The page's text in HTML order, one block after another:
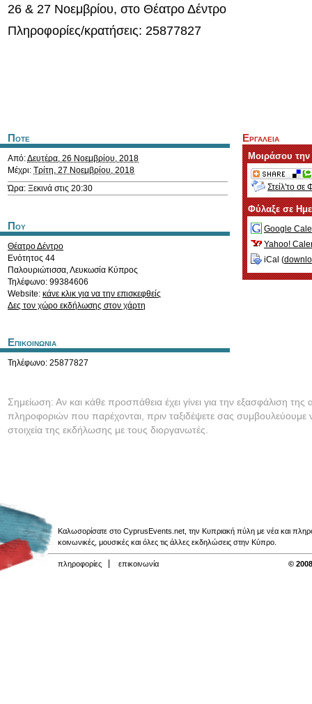
26 & 27 Νοεμβρίου, στο Θέατρο Δέντρο
Πληροφορίες/κρατήσεις: 25877827
Ποτε
Από:Δευτέρα, 26 Νοεμβρίου, 2018
Μέχρι: Τρίτη, 27 Νοεμβρίου, 2018
Ώρα: Ξεκινά στις 20:30
Που
Θέατρο Δέντρο
Ενότητος 44
Παλουριώτισσα,Λευκωσία Κύπρος
Τηλέφωνο: 99384606
Website: κάνε κλικ για να την επισκεφθείς
Δες τον χώρο εκδήλωσης στον χάρτη
Επικοινωνια
Τηλέφωνο: 25877827
Εργαλεια
Μοιράσου
Στείλ'το σε
Φύλαξε σε
Google
Yahoo!
iCal (
Σημείωση: Αν και κάθε προσπάθεια έχει γίνει για την εξασφάλιση της
πληροφοριών που παρέχονται, πριν ταξιδέψετε σας συμβουλεύουμε
στοιχεία της εκδήλωσης με τους διοργανωτές.
Καλωσορίσατε στο CyprusEvents.net, την Κυπριακή πύλη με νέα και
κοινωνικές, μουσικές και όλες τις άλλες εκδηλώσεις στην Κύπρο.
πληροφορίες επικοινωνία ©